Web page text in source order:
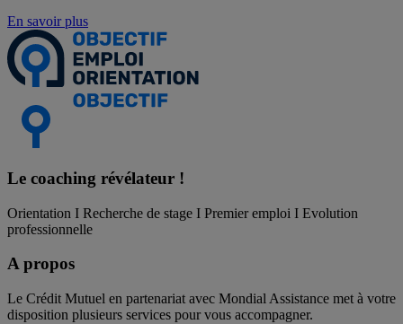
En savoir plus
Le coaching révélateur !
Orientation I Recherche de stage I Premier emploi I Evolution
professionnelle
A propos
Le Crédit Mutuel en partenariat avec Mondial Assistance met à votre
disposition plusieurs services pour vous accompagner.